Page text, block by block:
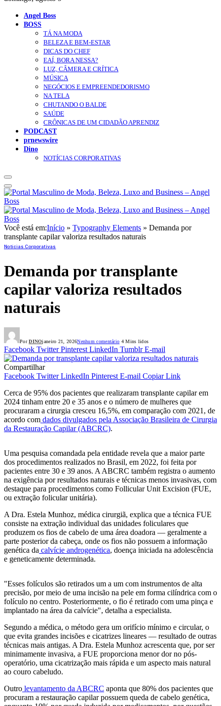
Angel Boss
BOSS
TÁ NA MODA
BELEZA E BEM-ESTAR
DICAS DO CHEF
EAÍ, BORA NESSA?
LUZ, CÂMERA E CRÍTICA
MÚSICA
NEGÓCIOS E EMPREENDEDORISMO
NA TELA
CHUTANDO O BALDE
SAÚDE
CRÔNICAS DE UM CIDADÃO APRENDIZ
PODCAST
prnewswire
Dino
NOTÍCIAS CORPORATIVAS
Você está em:Início » Typography Elements » Demanda por
transplante capilar valoriza resultados naturais
Notícias Corporativas
Demanda por transplante
capilar valoriza resultados
naturais
Por DINOjaneiro 21, 2026Nenhum comentário 4 Mins lidos
Facebook Twitter Pinterest LinkedIn Tumblr E-mail
Compartilhar
Facebook Twitter LinkedIn Pinterest E-mail Copiar Link
Cerca de 95% dos pacientes que realizaram transplante capilar em
2024 tinham entre 20 e 35 anos e o número de mulheres que
procuraram a cirurgia cresceu 16,5%, em comparação com 2021, de
acordo com dados divulgados pela Associação Brasileira de Cirurgia
da Restauração Capilar (ABCRC).
Uma pesquisa comandada pela entidade revela que a maior parte
dos procedimentos realizados no Brasil, em 2022, foi feita por
pacientes entre 30 e 39 anos. A ABCRC também registra o aumento
na exigência por resultados naturais e técnicas menos invasivas, com
destaque para procedimentos como Follicular Unit Excision (FUE,
ou extração folicular unitária).
A Dra. Estela Munhoz, médica cirurgiã, explica que a técnica FUE
consiste na extração individual das unidades foliculares que
produzem os fios de cabelo de uma área doadora — geralmente a
parte posterior da cabeça, onde os fios não possuem a informação
genética da calvície androgenética, doença iniciada na adolescência
e geneticamente determinada.
"Esses folículos são retirados um a um com instrumentos de alta
precisão, por meio de uma incisão na pele em forma cilíndrica com o
folículo no centro. Posteriormente, o fio é retirado com uma pinça e
implantado na área da calvície", detalha a especialista.
Segundo a médica, o método gera um orifício mínimo e circular, o
que evita grandes incisões e cicatrizes lineares — resultado de outras
técnicas mais antigas. A Dra. Estela Munhoz acrescenta que, por ser
minimamente invasiva, a FUE proporciona menor dor no pós-
operatório, uma cicatrização mais rápida e um aspecto mais natural
ao couro cabeludo.
Outro levantamento da ABCRC aponta que 80% dos pacientes que
procuram a restauração capilar possuem queda de cabelo genética,